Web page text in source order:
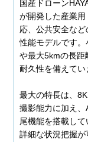
国産ドローン
が開発した産業
応、公共安全な
性能モデルです
や最大5kmの長距
耐久性を備えてい
最大の特長は、
撮影能力に加え
尾機能を搭載し
詳細な状況把握